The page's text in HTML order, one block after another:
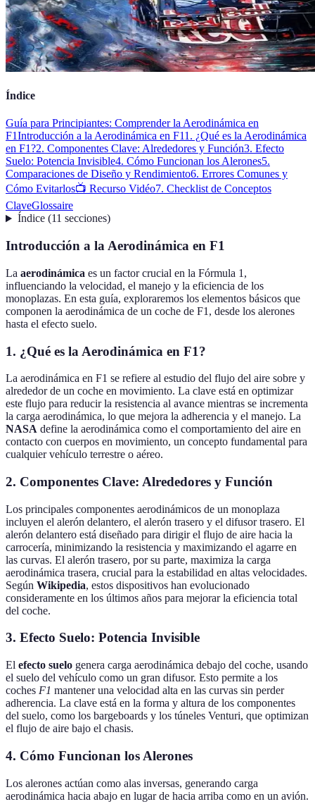
Índice
Guía para Principiantes: Comprender la Aerodinámica en
F1Introducción a la Aerodinámica en F11. ¿Qué es la Aerodinámica
en F1?2. Componentes Clave: Alrededores y Función3. Efecto
Suelo: Potencia Invisible4. Cómo Funcionan los Alerones5.
Comparaciones de Diseño y Rendimiento6. Errores Comunes y
Cómo Evitarlos📺 Recurso Vidéo7. Checklist de Conceptos
ClaveGlossaire
Índice(11 secciones)
Introducción a la Aerodinámica en F1
La aerodinámica es un factor crucial en la Fórmula 1,
influenciando la velocidad, el manejo y la eficiencia de los
monoplazas. En esta guía, exploraremos los elementos básicos que
componen la aerodinámica de un coche de F1, desde los alerones
hasta el efecto suelo.
1. ¿Qué es la Aerodinámica en F1?
La aerodinámica en F1 se refiere al estudio del flujo del aire sobre y
alrededor de un coche en movimiento. La clave está en optimizar
este flujo para reducir la resistencia al avance mientras se incrementa
la carga aerodinámica, lo que mejora la adherencia y el manejo. La
NASA define la aerodinámica como el comportamiento del aire en
contacto con cuerpos en movimiento, un concepto fundamental para
cualquier vehículo terrestre o aéreo.
2. Componentes Clave: Alrededores y Función
Los principales componentes aerodinámicos de un monoplaza
incluyen el alerón delantero, el alerón trasero y el difusor trasero. El
alerón delantero está diseñado para dirigir el flujo de aire hacia la
carrocería, minimizando la resistencia y maximizando el agarre en
las curvas. El alerón trasero, por su parte, maximiza la carga
aerodinámica trasera, crucial para la estabilidad en altas velocidades.
Según Wikipedia, estos dispositivos han evolucionado
consideramente en los últimos años para mejorar la eficiencia total
del coche.
3. Efecto Suelo: Potencia Invisible
El efecto suelo genera carga aerodinámica debajo del coche, usando
el suelo del vehículo como un gran difusor. Esto permite a los
coches F1 mantener una velocidad alta en las curvas sin perder
adherencia. La clave está en la forma y altura de los componentes
del suelo, como los bargeboards y los túneles Venturi, que optimizan
el flujo de aire bajo el chasis.
4. Cómo Funcionan los Alerones
Los alerones actúan como alas inversas, generando carga
aerodinámica hacia abajo en lugar de hacia arriba como en un avión.